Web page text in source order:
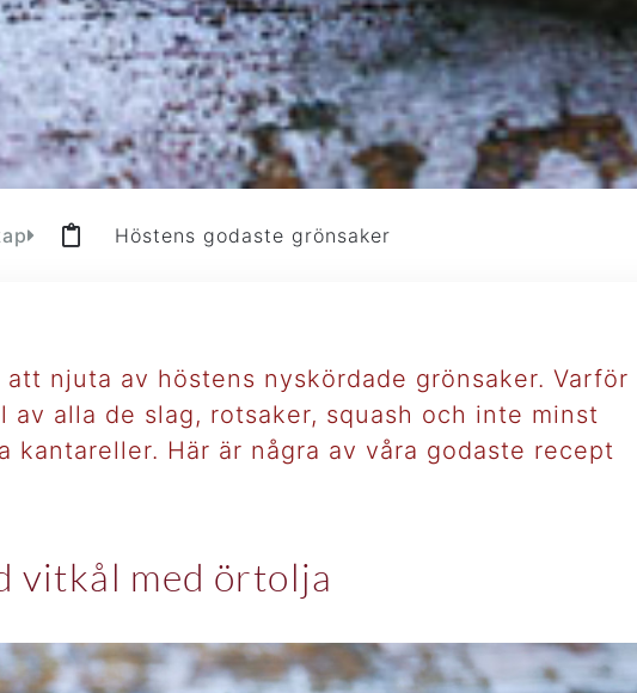
Höstens godaste grönsaker
att njuta av höstens nyskördade grönsaker. Varför
av alla de slag, rotsaker, squash och inte minst
kantareller. Här är några av våra godaste recept
vitkål med örtolja